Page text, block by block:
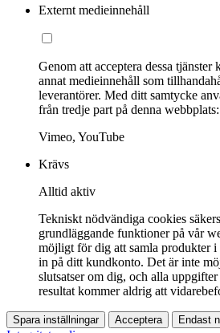
Externt medieinnehåll
Genom att acceptera dessa
annat medieinnehåll som
leverantörer. Med ditt samtycke
från tredje part på denna webbplats:
Vimeo, YouTube
Krävs
Alltid aktiv
Tekniskt nödvändiga cookies
grundläggande funktioner på vår
möjligt för dig att samla produkter
in på ditt kundkonto. Det är inte
slutsatser om dig, och alla
resultat kommer aldrig att
Spara inställningar Acceptera Endast